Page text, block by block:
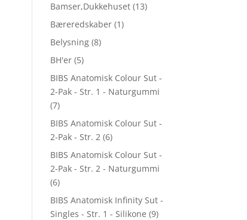
Bamser,Dukkehuset (13)
Bæreredskaber (1)
Belysning (8)
BH'er (5)
BIBS Anatomisk Colour Sut -
2-Pak - Str. 1 - Naturgummi
(7)
BIBS Anatomisk Colour Sut -
2-Pak - Str. 2 (6)
BIBS Anatomisk Colour Sut -
2-Pak - Str. 2 - Naturgummi
(6)
BIBS Anatomisk Infinity Sut -
Singles - Str. 1 - Silikone (9)